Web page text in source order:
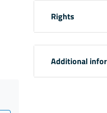
Rights
Additional